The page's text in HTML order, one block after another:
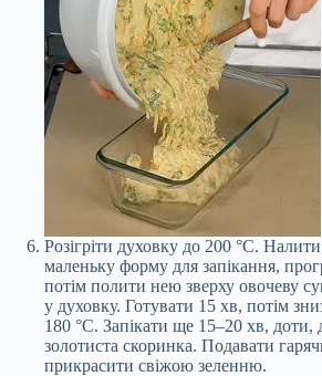
Розігріти духовку до 200 °С.
маленьку форму для запікання,
потім полити нею зверху овочеву
у духовку. Готувати 15 хв, потім
180 °С. Запікати ще 15–20 хв, доти,
золотиста скоринка. Подавати
прикрасити свіжою зеленню.